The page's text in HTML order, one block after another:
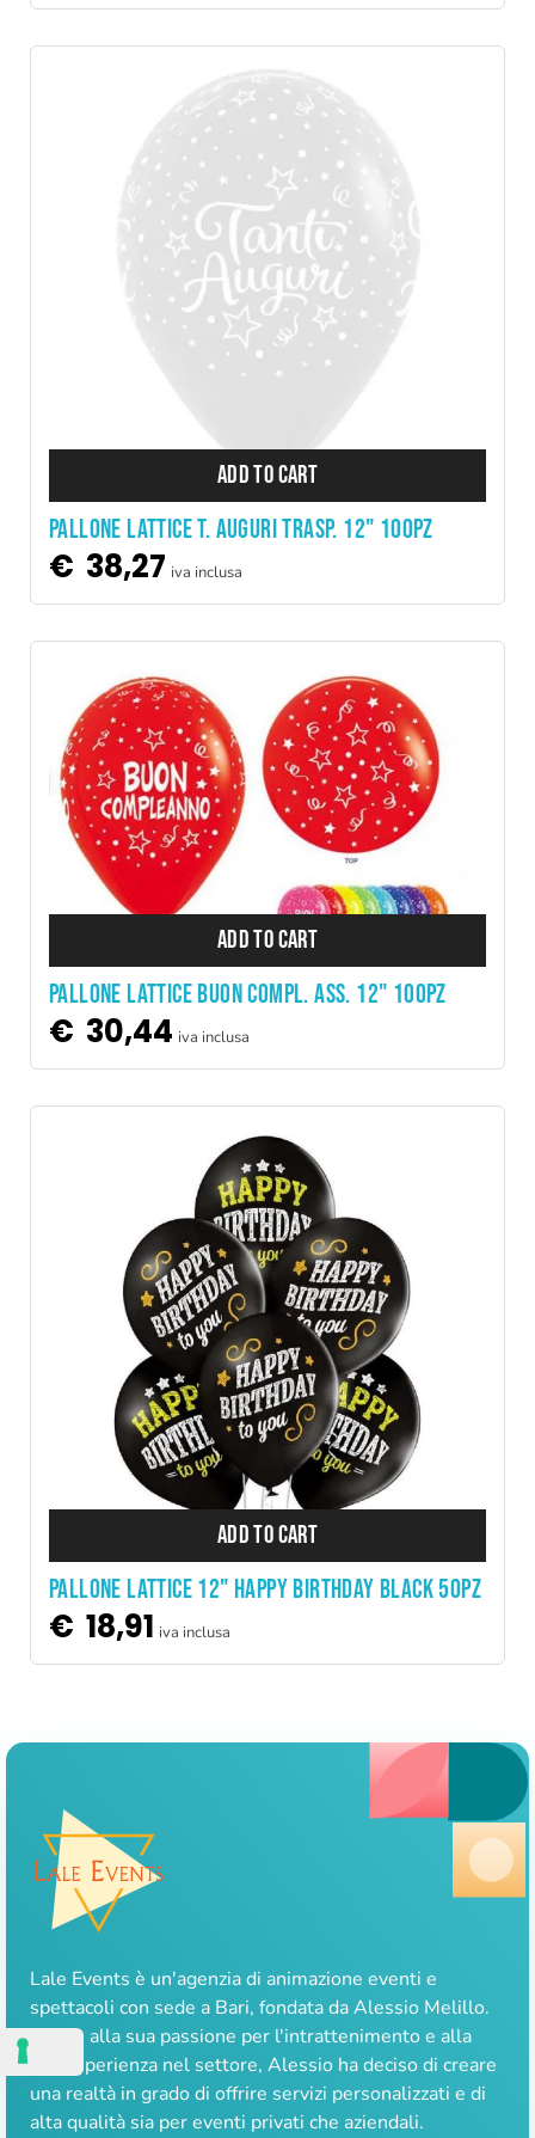
ADD TO CART
PALLONE LATTICE T. AUGURI TRASP. 12" 100PZ
€ 38,27 iva inclusa
ADD TO CART
PALLONE LATTICE BUON COMPL. ASS. 12" 100PZ
€ 30,44 iva inclusa
ADD TO CART
PALLONE LATTICE 12" HAPPY BIRTHDAY BLACK 50PZ
€ 18,91 iva inclusa
Lale Events è un'agenzia di animazione eventi e
spettacoli con sede a Bari, fondata da Alessio Melillo.
Grazie alla sua passione per l'intrattenimento e alla
sua esperienza nel settore, Alessio ha deciso di creare
una realtà in grado di offrire servizi personalizzati e di
alta qualità sia per eventi privati che aziendali.